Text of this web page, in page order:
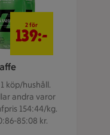
köp/hushåll.
andra varor
154:44/kg.
85:08 kr.
2 för
139:-